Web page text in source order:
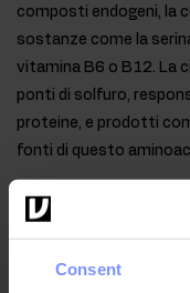
Consent
composti endogeni, la
sostanze come la
vitamina B6 o B12. La
ponti di solfuro,
proteine, e prodotti
fonti di questo
Qualità
laboratorio